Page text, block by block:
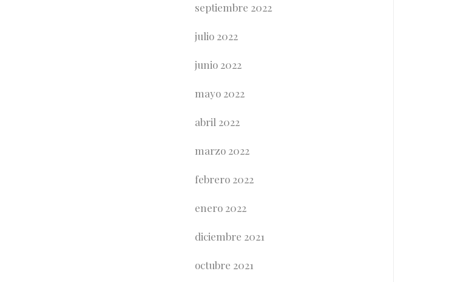
septiembre 2022
julio 2022
junio 2022
mayo 2022
abril 2022
marzo 2022
febrero 2022
enero 2022
diciembre 2021
octubre 2021